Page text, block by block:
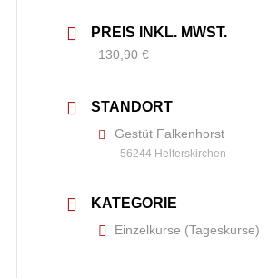
PREIS INKL. MWST.
130,90 €
STANDORT
Gestüt Falkenhorst
56244 Helferskirchen
KATEGORIE
Einzelkurse (Tageskurse)